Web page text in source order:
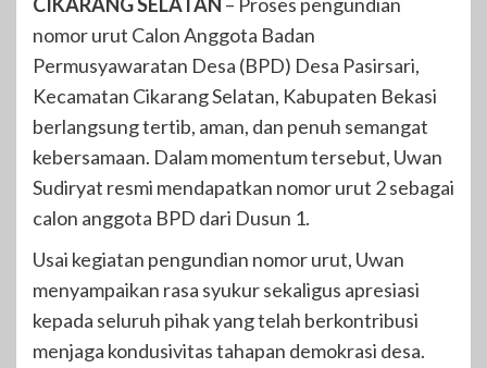
nomor urut Calon Anggota Badan
Permusyawaratan Desa (BPD) Desa Pasirsari,
Kecamatan Cikarang Selatan, Kabupaten Bekasi
berlangsung tertib, aman, dan penuh semangat
kebersamaan. Dalam momentum tersebut, Uwan
Sudiryat resmi mendapatkan nomor urut 2 sebagai
calon anggota BPD dari Dusun 1.
Usai kegiatan pengundian nomor urut, Uwan
menyampaikan rasa syukur sekaligus apresiasi
kepada seluruh pihak yang telah berkontribusi
menjaga kondusivitas tahapan demokrasi desa.